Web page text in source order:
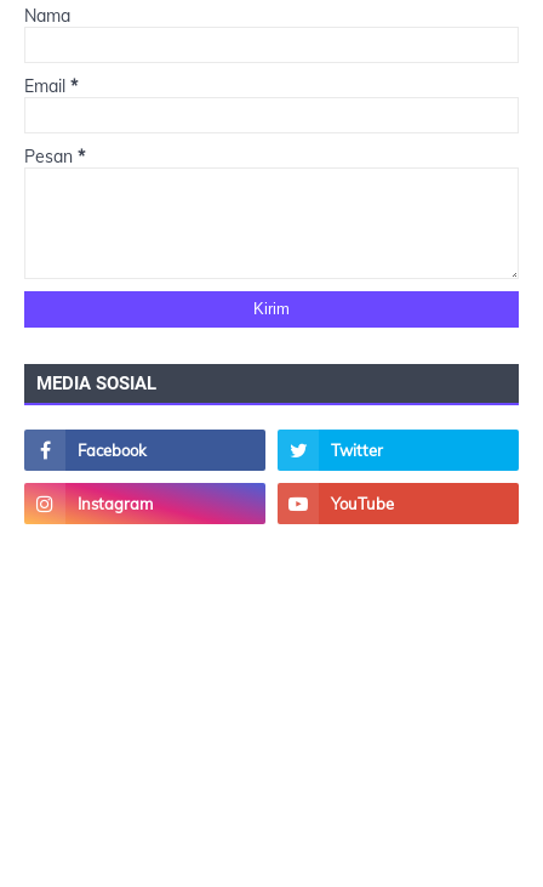
Nama
Email *
Pesan *
MEDIA SOSIAL